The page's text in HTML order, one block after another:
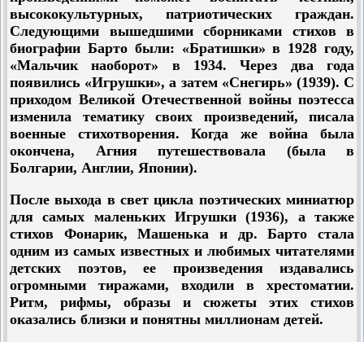
высококультурных, патриотических граждан.
Следующими вышедшими сборниками стихов в
биографии Барто были: «Братишки» в 1928 году,
«Мальчик наоборот» в 1934. Через два года
появились «Игрушки», а затем «Снегирь» (1939). С
приходом Великой Отечественной войны поэтесса
изменила тематику своих произведений, писала
военные стихотворения. Когда же война была
окончена, Агния путешествовала (была в
Болгарии, Англии, Японии).
После выхода в свет цикла поэтических миниатюр
для самых маленьких Игрушки (1936), а также
стихов Фонарик, Машенька и др. Барто стала
одним из самых известных и любимых читателями
детских поэтов, ее произведения издавались
огромными тиражами, входили в хрестоматии.
Ритм, рифмы, образы и сюжеты этих стихов
оказались близки и понятны миллионам детей.